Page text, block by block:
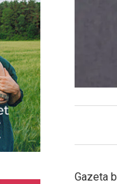
Gazeta